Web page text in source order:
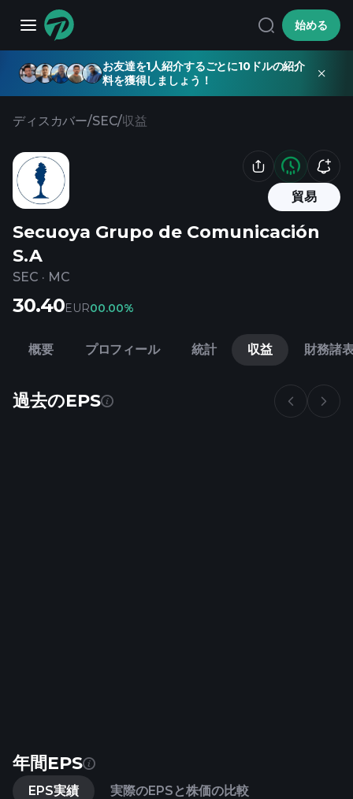
始める
お友達を1人紹介するごとに10ドルの紹介
料を獲得しましょう！
ディスカバー/SEC/収益
貿易
Secuoya Grupo de Comunicación
S.A
SEC · MC
30.40EUR00.00%
概要 プロフィール 統計 収益 財務諸
過去のEPS
年間EPS
EPS実績
実際のEPSと株価の比較